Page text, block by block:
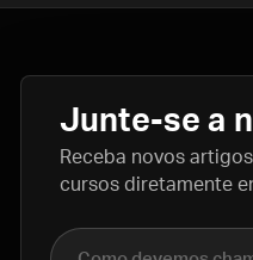
Junte-se a
Receba novos
cursos diretamente
Nome completo